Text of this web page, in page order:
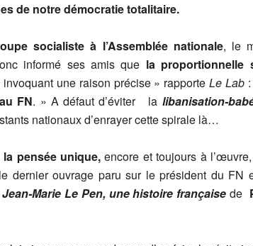
de notre démocratie totalitaire.
socialiste à l’Assemblée nationale, le
informé ses amis que la proportionnelle
invoquant une raison précise » rapporteLe Lab:
FN. » A défaut d’éviter la libanisation-
nationaux d’enrayer cette spirale là…
pensée unique, encore et toujours à
dernier ouvrage paru sur le président du FN
Jean-Marie Le Pen, une histoire française de